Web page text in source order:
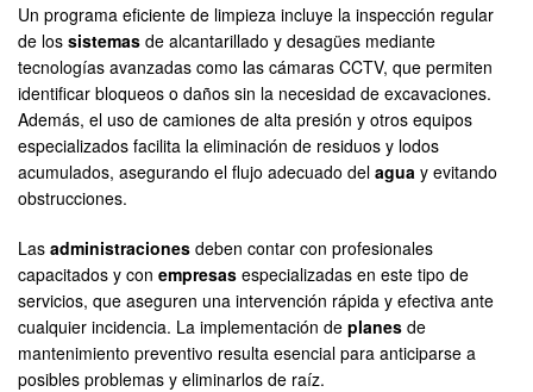
Un programa eficiente de limpieza incluye la inspección regular
de los sistemas de alcantarillado y desagües mediante
tecnologías avanzadas como las cámaras CCTV, que permiten
identificar bloqueos o daños sin la necesidad de excavaciones.
Además, el uso de camiones de alta presión y otros equipos
especializados facilita la eliminación de residuos y lodos
acumulados, asegurando el flujo adecuado del agua y evitando
obstrucciones.
Las administraciones deben contar con profesionales
capacitados y con empresas especializadas en este tipo de
servicios, que aseguren una intervención rápida y efectiva ante
cualquier incidencia. La implementación de planes de
mantenimiento preventivo resulta esencial para anticiparse a
posibles problemas y eliminarlos de raíz.